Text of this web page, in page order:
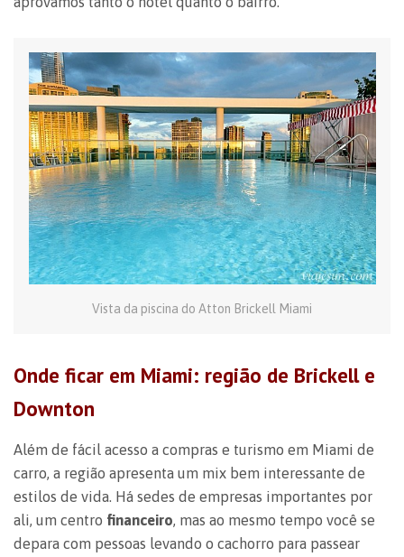
Vista da piscina do Atton Brickell Miami
Onde ficar em Miami: região de Brickell e
Downton
Além de fácil acesso a compras e turismo em Miami de
carro, a região apresenta um mix bem interessante de
estilos de vida. Há sedes de empresas importantes por
ali, um centro financeiro, mas ao mesmo tempo você se
depara com pessoas levando o cachorro para passear